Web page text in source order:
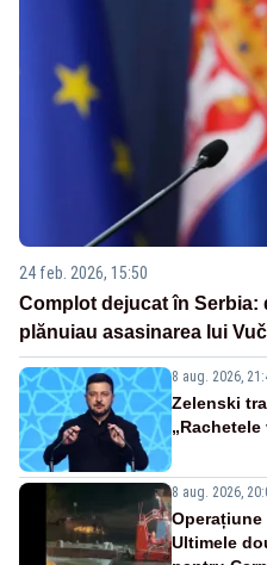
24 feb. 2026, 15:50
Complot dejucat în
plănuiau asasinarea lui
8 aug. 2026,
Zelenski
8 aug. 2026,
Operațiune
Ultimele